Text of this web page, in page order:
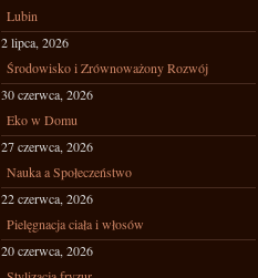
Lubin
2 lipca, 2026
Środowisko i Zrównoważony Rozwój
30 czerwca, 2026
Eko w Domu
27 czerwca, 2026
Nauka a Społeczeństwo
22 czerwca, 2026
Pielęgnacja ciała i włosów
20 czerwca, 2026